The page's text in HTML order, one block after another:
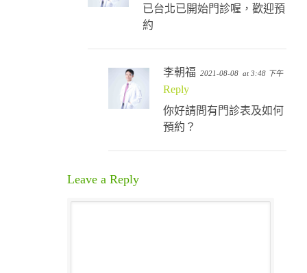
已台北已開始門診喔，歡迎預
約
李朝福 2021-08-08 at 3:48 下午
Reply
你好請問有門診表及如何
預約？
Leave a Reply